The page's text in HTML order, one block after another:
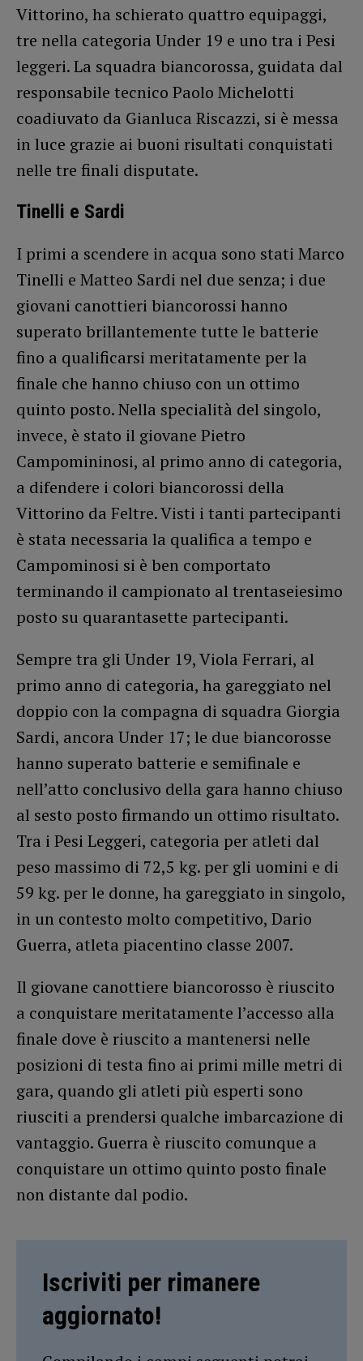
Vittorino, ha schierato quattro equipaggi,
tre nella categoria Under 19 e uno tra i Pesi
leggeri. La squadra biancorossa, guidata dal
responsabile tecnico Paolo Michelotti
coadiuvato da Gianluca Riscazzi, si è messa
in luce grazie ai buoni risultati conquistati
nelle tre finali disputate.
Tinelli e Sardi
I primi a scendere in acqua sono stati Marco
Tinelli e Matteo Sardi nel due senza; i due
giovani canottieri biancorossi hanno
superato brillantemente tutte le batterie
fino a qualificarsi meritatamente per la
finale che hanno chiuso con un ottimo
quinto posto. Nella specialità del singolo,
invece, è stato il giovane Pietro
Campomininosi, al primo anno di categoria,
a difendere i colori biancorossi della
Vittorino da Feltre. Visti i tanti partecipanti
è stata necessaria la qualifica a tempo e
Campominosi si è ben comportato
terminando il campionato al trentaseiesimo
posto su quarantasette partecipanti.
Sempre tra gli Under 19, Viola Ferrari, al
primo anno di categoria, ha gareggiato nel
doppio con la compagna di squadra Giorgia
Sardi, ancora Under 17; le due biancorosse
hanno superato batterie e semifinale e
nell’atto conclusivo della gara hanno chiuso
al sesto posto firmando un ottimo risultato.
Tra i Pesi Leggeri, categoria per atleti dal
peso massimo di 72,5 kg. per gli uomini e di
59 kg. per le donne, ha gareggiato in singolo,
in un contesto molto competitivo, Dario
Guerra, atleta piacentino classe 2007.
Il giovane canottiere biancorosso è riuscito
a conquistare meritatamente l’accesso alla
finale dove è riuscito a mantenersi nelle
posizioni di testa fino ai primi mille metri di
gara, quando gli atleti più esperti sono
riusciti a prendersi qualche imbarcazione di
vantaggio. Guerra è riuscito comunque a
conquistare un ottimo quinto posto finale
non distante dal podio.
Iscriviti per rimanere
aggiornato!